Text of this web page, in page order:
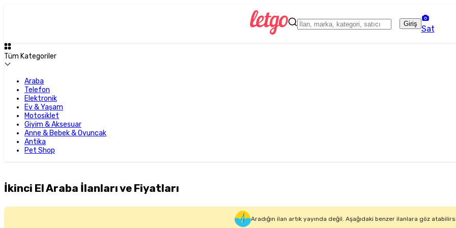
Giriş
Sat
Tüm Kategoriler
Araba
Telefon
Elektronik
Ev & Yaşam
Motosiklet
Giyim & Aksesuar
Anne & Bebek & Oyuncak
Antika
Pet Shop
İkinci El Araba İlanları ve Fiyatları
Aradığın ilan artık yayında değil. Aşağıdaki benzer ilanlara göz